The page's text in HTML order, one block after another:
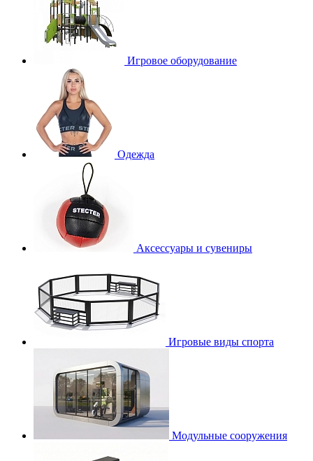
Игровое оборудование
Одежда
Аксессуары и сувениры
Игровые виды спорта
Модульные сооружения